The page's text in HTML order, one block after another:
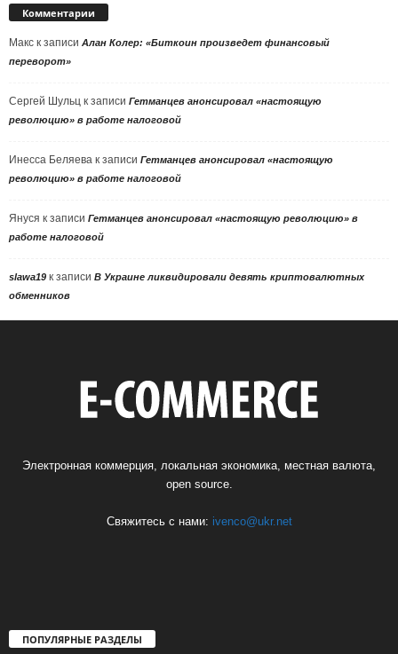
Комментарии
Макс к записи Алан Колер: «Биткоин произведет финансовый
переворот»
Сергей Шульц к записи Гетманцев анонсировал «настоящую
революцию» в работе налоговой
Инесса Беляева к записи Гетманцев анонсировал «настоящую
революцию» в работе налоговой
Януся к записи Гетманцев анонсировал «настоящую революцию» в
работе налоговой
slawa19 к записи В Украине ликвидировали девять криптовалютных
обменников
Электронная коммерция, локальная экономика, местная валюта,
open source.
Свяжитесь с нами: ivenco@ukr.net
ПОПУЛЯРНЫЕ РАЗДЕЛЫ